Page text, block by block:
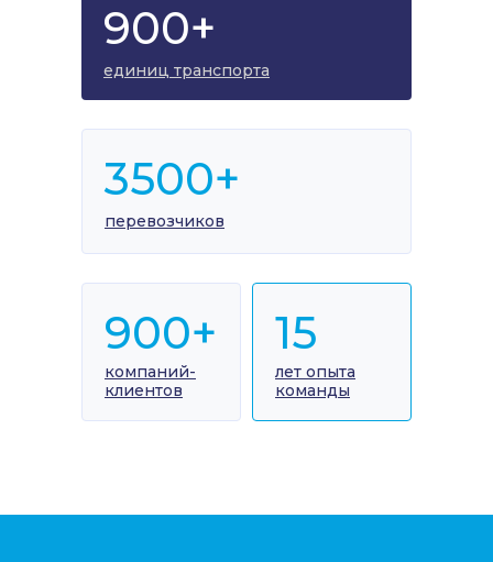
900+
компаний-
клиентов
15
лет опыта
команды
900+
единиц транспорта
3500+
перевозчиков